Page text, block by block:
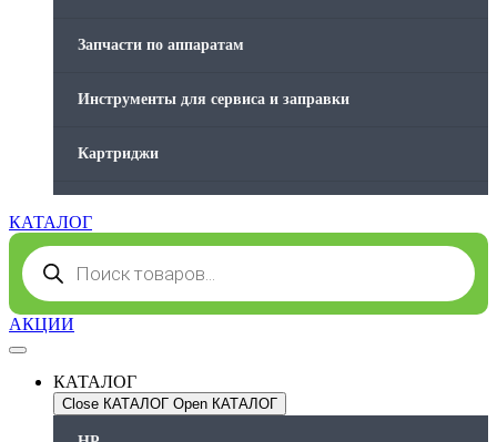
Запчасти по аппаратам
Инструменты для сервиса и заправки
Картриджи
Память для принтера
КАТАЛОГ
Поиск
товаров
АКЦИИ
КАТАЛОГ
Close КАТАЛОГ Open КАТАЛОГ